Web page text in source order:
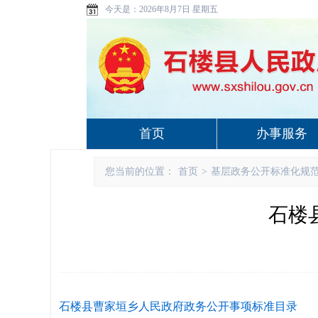
今天是： 2026年8月7日 星期五
首页 办事服务
您当前的位置： 首页 > 基层政务公开标准化规
石楼
石楼县曹家垣乡人民政府政务公开事项标准目录